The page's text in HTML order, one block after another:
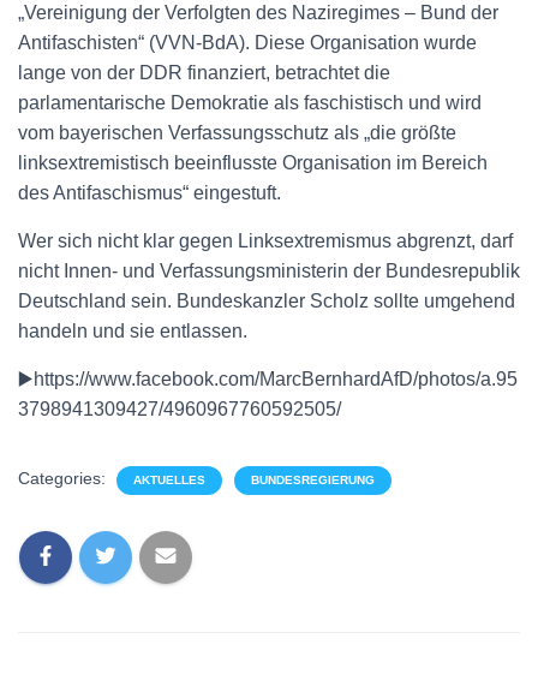
„Vereinigung der Verfolgten des Naziregimes – Bund der
Antifaschisten“ (VVN-BdA). Diese Organisation wurde
lange von der DDR finanziert, betrachtet die
parlamentarische Demokratie als faschistisch und wird
vom bayerischen Verfassungsschutz als „die größte
linksextremistisch beeinflusste Organisation im Bereich
des Antifaschismus“ eingestuft.
Wer sich nicht klar gegen Linksextremismus abgrenzt, darf
nicht Innen- und Verfassungsministerin der Bundesrepublik
Deutschland sein. Bundeskanzler Scholz sollte umgehend
handeln und sie entlassen.
▶️https://www.facebook.com/MarcBernhardAfD/photos/a.95
3798941309427/4960967760592505/
Categories: AKTUELLES BUNDESREGIERUNG